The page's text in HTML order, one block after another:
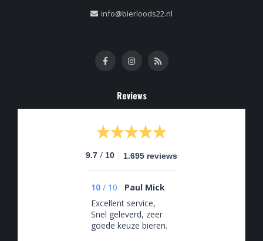
info@bierloods22.nl
Reviews
9.7 / 10 1.695 reviews
10 / 10
Paul Mick
Excellent service,
Snel geleverd, zeer
goede keuze bieren.